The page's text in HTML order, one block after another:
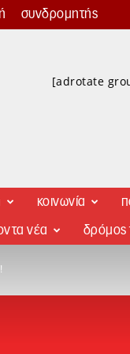
συνδρομητής
[adrotate
κοινωνία
νέα δρόμος